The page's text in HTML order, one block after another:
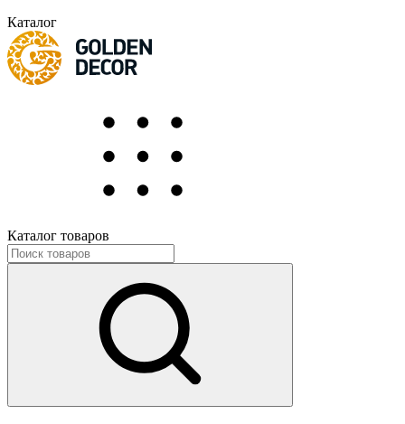
Каталог
Каталог товаров